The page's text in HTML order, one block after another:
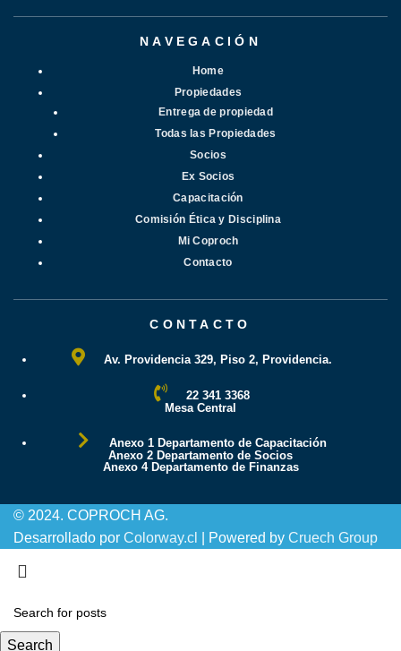
NAVEGACIÓN
Home
Propiedades
Entrega de propiedad
Todas las Propiedades
Socios
Ex Socios
Capacitación
Comisión Ética y Disciplina
Mi Coproch
Contacto
CONTACTO
Av. Providencia 329, Piso 2, Providencia.
22 341 3368
Mesa Central
Anexo 1 Departamento de Capacitación
Anexo 2 Departamento de Socios
Anexo 4 Departamento de Finanzas
© 2024. COPROCH AG.
Desarrollado por Colorway.cl | Powered by Cruech Group
Search